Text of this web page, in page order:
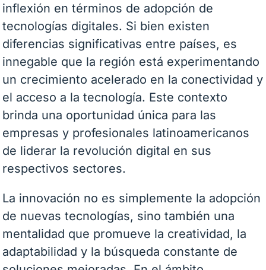
inflexión en términos de adopción de
tecnologías digitales. Si bien existen
diferencias significativas entre países, es
innegable que la región está experimentando
un crecimiento acelerado en la conectividad y
el acceso a la tecnología. Este contexto
brinda una oportunidad única para las
empresas y profesionales latinoamericanos
de liderar la revolución digital en sus
respectivos sectores.
La innovación no es simplemente la adopción
de nuevas tecnologías, sino también una
mentalidad que promueve la creatividad, la
adaptabilidad y la búsqueda constante de